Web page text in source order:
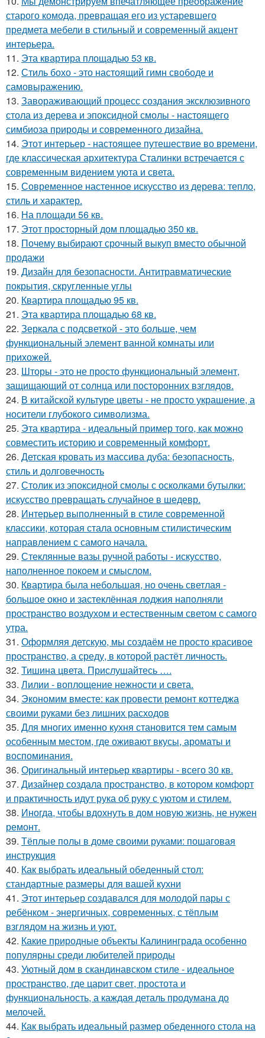
старого комода, превращая его из устаревшего
предмета мебели в стильный и современный акцент
интерьера.
11. Эта квартира площадью 53 кв.
12. Стиль бохо - это настоящий гимн свободе и
самовыражению.
13. Завораживающий процесс создания эксклюзивного
стола из дерева и эпоксидной смолы - настоящего
симбиоза природы и современного дизайна.
14. Этот интерьер - настоящее путешествие во времени,
где классическая архитектура Сталинки встречается с
современным видением уюта и света.
15. Современное настенное искусство из дерева: тепло,
стиль и характер.
16. На площади 56 кв.
17. Этот просторный дом площадью 350 кв.
18. Почему выбирают срочный выкуп вместо обычной
продажи
19. Дизайн для безопасности. Антитравматические
покрытия, скругленные углы
20. Квартира площадью 95 кв.
21. Эта квартира площадью 68 кв.
22. Зеркала с подсветкой - это больше, чем
функциональный элемент ванной комнаты или
прихожей.
23. Шторы - это не просто функциональный элемент,
защищающий от солнца или посторонних взглядов.
24. В китайской культуре цветы - не просто украшение, а
носители глубокого символизма.
25. Эта квартира - идеальный пример того, как можно
совместить историю и современный комфорт.
26. Детская кровать из массива дуба: безопасность,
стиль и долговечность
27. Столик из эпоксидной смолы с осколками бутылки:
искусство превращать случайное в шедевр.
28. Интерьер выполненный в стиле современной
классики, которая стала основным стилистическим
направлением с самого начала.
29. Стеклянные вазы ручной работы - искусство,
наполненное покоем и смыслом.
30. Квартира была небольшая, но очень светлая -
большое окно и застеклённая лоджия наполняли
пространство воздухом и естественным светом с самого
утра.
31. Оформляя детскую, мы создаём не просто красивое
пространство, а среду, в которой растёт личность.
32. Тишина цвета. Прислушайтесь ….
33. Лилии - воплощение нежности и света.
34. Экономим вместе: как провести ремонт коттеджа
своими руками без лишних расходов
35. Для многих именно кухня становится тем самым
особенным местом, где оживают вкусы, ароматы и
воспоминания.
36. Оригинальный интерьер квартиры - всего 30 кв.
37. Дизайнер создала пространство, в котором комфорт
и практичность идут рука об руку с уютом и стилем.
38. Иногда, чтобы вдохнуть в дом новую жизнь, не нужен
ремонт.
39. Тёплые полы в доме своими руками: пошаговая
инструкция
40. Как выбрать идеальный обеденный стол:
стандартные размеры для вашей кухни
41. Этот интерьер создавался для молодой пары с
ребёнком - энергичных, современных, с тёплым
взглядом на жизнь и уют.
42. Какие природные объекты Калининграда особенно
популярны среди любителей природы
43. Уютный дом в скандинавском стиле - идеальное
пространство, где царит свет, простота и
функциональность, а каждая деталь продумана до
мелочей.
44. Как выбрать идеальный размер обеденного стола на